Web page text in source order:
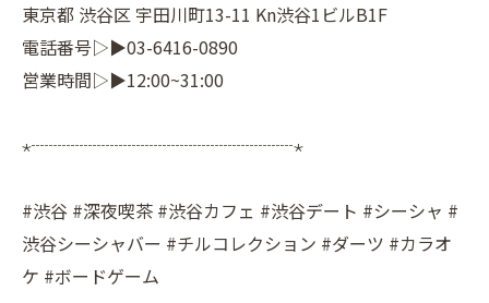
東京都 渋谷区 宇田川町13-11 Kn渋谷1ビルB1F
電話番号▷▶03-6416-0890
営業時間▷▶12:00~31:00
⋆┈┈┈┈┈┈┈┈┈┈┈┈┈┈┈⋆
#渋谷 #深夜喫茶 #渋谷カフェ #渋谷デート #シーシャ #
渋谷シーシャバー #チルコレクション #ダーツ #カラオ
ケ #ボードゲーム